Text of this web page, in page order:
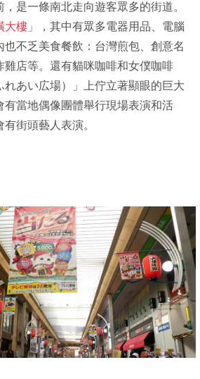
是一條南北走向遊客眾多的街道。
大樓 」，其中有眾多電器用品、電腦
也不乏美食餐飲：台灣煎包、創意名
雞店等。還有貓咪咖啡和女僕咖啡
れあい広場）」上佇立著顯眼的巨大
有當地偶像團體舉行現場表演和活
街頭藝人表演。